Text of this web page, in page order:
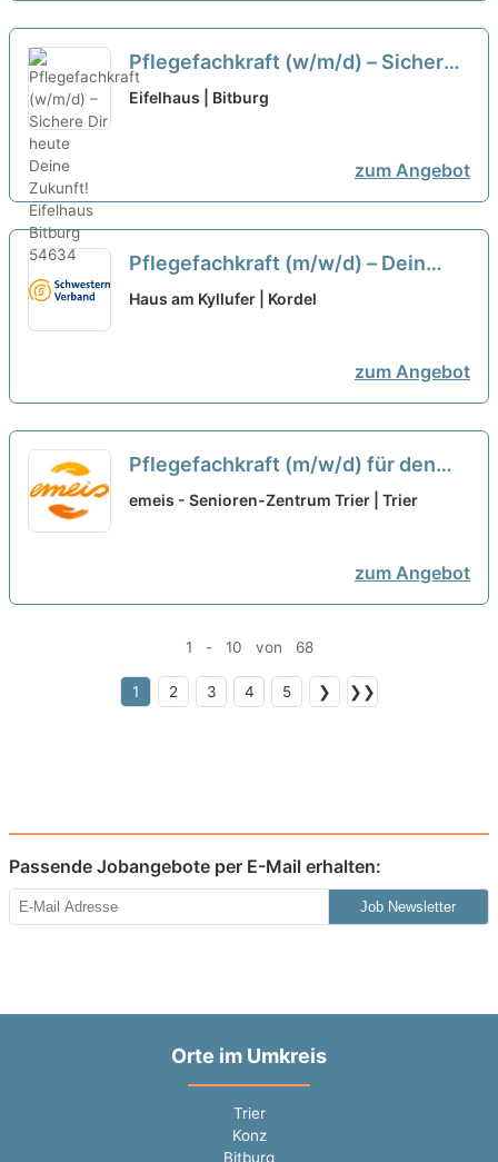
Pflegefachkraft (w/m/d) – Sichere
Dir heute Deine Zukunft!
Eifelhaus | Bitburg
zum Angebot
Pflegefachkraft (m/w/d) – Dein
neuer Arbeitsplatz in einem Team,
Haus am Kyllufer | Kordel
zum Angebot
Pflegefachkraft (m/w/d) für den
Tagdienst - Hilf uns unseren
emeis - Senioren-Zentrum Trier | Trier
zum Angebot
1 - 10 von 68
1 2 3 4 5 ❯ ❯❯
Passende Jobangebote per E-Mail erhalten:
Job Newsletter
Orte im Umkreis
Trier
Konz
Bitburg